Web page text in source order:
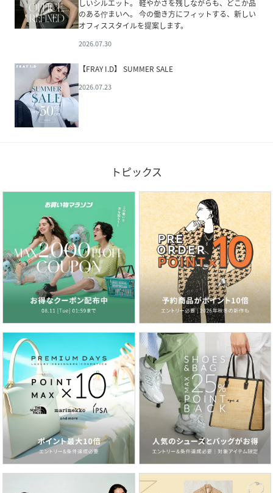
しいシルエット。 軽やかさを残しながらも、どこか品
のある佇まいへ。 今の働き方にフィットする、新しい
オフィススタイルを提案します。
2026.07.30
【FRAY I.D】 SUMMER SALE
2026.07.23
トピックス